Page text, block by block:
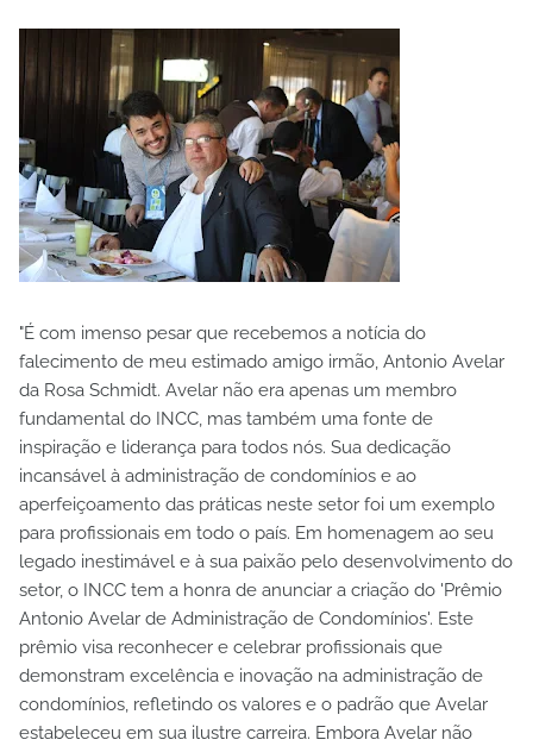
"É com imenso pesar que recebemos a notícia do
falecimento de meu estimado amigo irmão, Antonio Avelar
da Rosa Schmidt. Avelar não era apenas um membro
fundamental do INCC, mas também uma fonte de
inspiração e liderança para todos nós. Sua dedicação
incansável à administração de condomínios e ao
aperfeiçoamento das práticas neste setor foi um exemplo
para profissionais em todo o país. Em homenagem ao seu
legado inestimável e à sua paixão pelo desenvolvimento do
setor, o INCC tem a honra de anunciar a criação do 'Prêmio
Antonio Avelar de Administração de Condomínios'. Este
prêmio visa reconhecer e celebrar profissionais que
demonstram excelência e inovação na administração de
condomínios, refletindo os valores e o padrão que Avelar
estabeleceu em sua ilustre carreira. Embora Avelar não